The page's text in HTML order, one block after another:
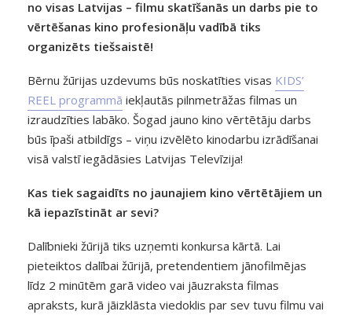
no visas Latvijas – filmu skatīšanās un darbs pie to
vērtēšanas kino profesionāļu vadībā tiks
organizēts tiešsaistē!
Bērnu žūrijas uzdevums būs noskatīties visas KIDS’
REEL programmā iekļautās pilnmetrāžas filmas un
izraudzīties labāko. Šogad jauno kino vērtētāju darbs
būs īpaši atbildīgs – viņu izvēlēto kinodarbu izrādīšanai
visā valstī iegādāsies Latvijas Televīzija!
Kas tiek sagaidīts no jaunajiem kino vērtētājiem un
kā iepazīstināt ar sevi?
Dalībnieki žūrijā tiks uzņemti konkursa kārtā. Lai
pieteiktos dalībai žūrijā, pretendentiem jānofilmējas
līdz 2 minūtēm garā video vai jāuzraksta filmas
apraksts, kurā jāizklāsta viedoklis par sev tuvu filmu vai